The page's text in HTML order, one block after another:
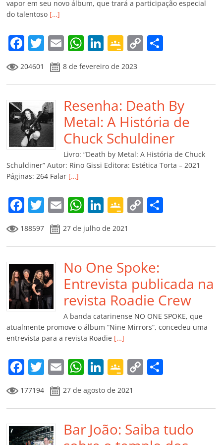
vapor em seu novo álbum, que trará a participação especial
do talentoso […]
F
a
c
e
b
o
o
k
T
w
itt
er
E
m
ai
l
W
at
s
A
p
p
Li
k
e
dI
n
G
o
o
gl
e
Cl
a
ss
ro
m
C
y
Li
n
k
p
ar
til
h
ar
204601 8 de fevereiro de 2023
Resenha: Death By
Metal: A História de
Chuck Schuldiner
Livro: “Death by Metal: A História de Chuck
Schuldiner” Autor: Rino Gissi Editora: Estética Torta – 2021
Páginas: 264 Falar […]
F
a
c
e
b
o
o
k
T
w
itt
er
E
m
ai
l
W
h
at
s
A
p
p
Li
n
k
e
dI
n
G
o
o
gl
e
Cl
a
ss
ro
o
m
C
y
Li
n
k
p
til
h
ar
188597 27 de julho de 2021
No One Spoke:
Entrevista publicada na
revista Roadie Crew
A banda catarinense NO ONE SPOKE, que
atualmente promove o álbum “Nine Mirrors”, concedeu uma
entrevista para a revista Roadie […]
F
a
c
e
b
T
w
itt
er
E
m
ai
l
W
at
s
A
Li
n
k
e
dI
G
o
o
gl
e
C
y
Li
p
ar
177194 27 de agosto de 2021
Bar João: Saiba tudo